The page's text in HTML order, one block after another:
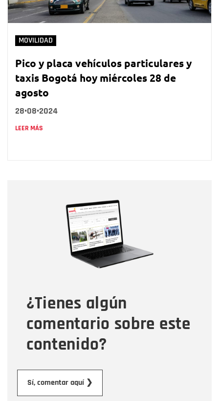
MOVILIDAD
Pico y placa vehículos particulares y
taxis Bogotá hoy miércoles 28 de
agosto
28•08•2024
LEER MÁS
¿Tienes algún
comentario sobre este
contenido?
Sí, comentar aquí ❯
Correo electrónico
Tipo de comentario
Mensaje